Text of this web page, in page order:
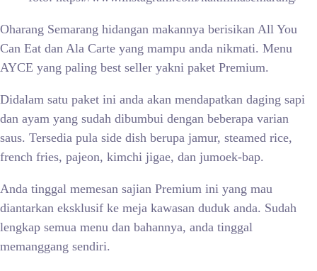
Oharang Semarang hidangan makannya berisikan All You
Can Eat dan Ala Carte yang mampu anda nikmati. Menu
AYCE yang paling best seller yakni paket Premium.
Didalam satu paket ini anda akan mendapatkan daging sapi
dan ayam yang sudah dibumbui dengan beberapa varian
saus. Tersedia pula side dish berupa jamur, steamed rice,
french fries, pajeon, kimchi jigae, dan jumoek-bap.
Anda tinggal memesan sajian Premium ini yang mau
diantarkan eksklusif ke meja kawasan duduk anda. Sudah
lengkap semua menu dan bahannya, anda tinggal
memanggang sendiri.